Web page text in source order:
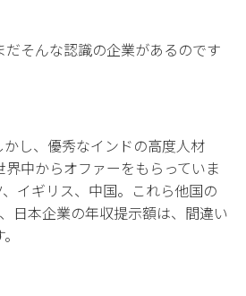
そんな認識の企業があるのです
し、優秀なインドの高度人材
中からオファーをもらっていま
イギリス、中国。これら他国の
日本企業の年収提示額は、間違い